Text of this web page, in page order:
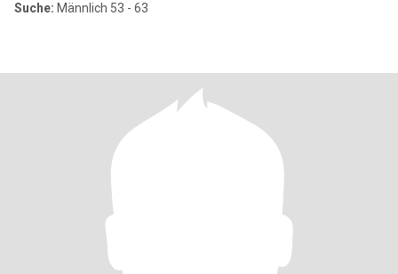
Suche: Männlich 53 - 63